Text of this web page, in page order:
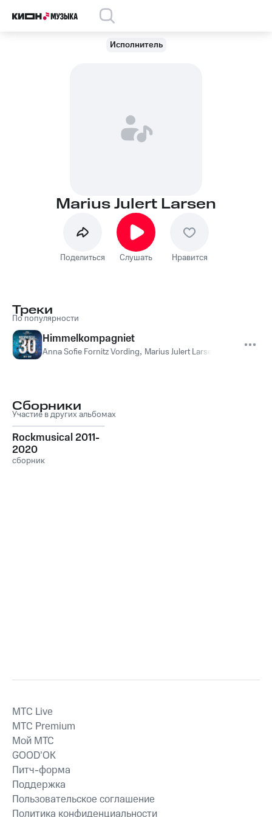
Исполнитель
Marius Julert Larsen
Поделиться Слушать Нравится
Треки
По популярности
Himmelkompagniet
Anna Sofie Fornitz Vording, Marius Julert Larsen
Сборники
Участие в других альбомах
Rockmusical 2011-
2020
сборник
MTС Live
MTС Premium
Мой МТС
GOOD’OK
Питч-форма
Поддержка
Пользовательское соглашение
Политика конфиденциальности